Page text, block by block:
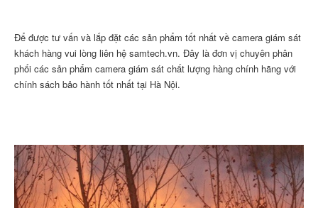
Để được tư vấn và lắp đặt các sản phẩm tốt nhất về camera giám sát
khách hàng vui lòng liên hệ samtech.vn. Đây là đơn vị chuyên phân
phối các sản phẩm camera giám sát chất lượng hàng chính hãng với
chính sách bảo hành tốt nhất tại Hà Nội.